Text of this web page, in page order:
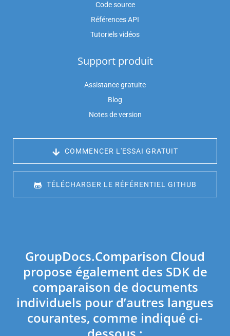
Code source
Références API
Tutoriels vidéos
Support produit
Assistance gratuite
Blog
Notes de version
COMMENCER L'ESSAI GRATUIT
TÉLÉCHARGER LE RÉFÉRENTIEL GITHUB
GroupDocs.Comparison Cloud
propose également des SDK de
comparaison de documents
individuels pour d’autres langues
courantes, comme indiqué ci-